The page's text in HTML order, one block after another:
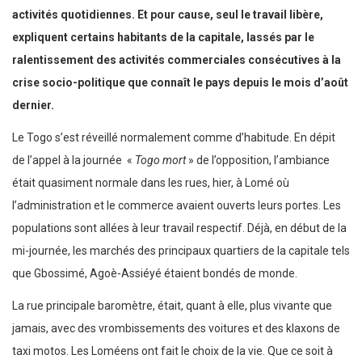
activités quotidiennes. Et pour cause, seul le travail libère,
expliquent certains habitants de la capitale, lassés par le
ralentissement des activités commerciales consécutives à la
crise socio-politique que connaît le pays depuis le mois d’août
dernier.
Le Togo s’est réveillé normalement comme d’habitude. En dépit
de l’appel à la journée « Togo mort» de l’opposition, l’ambiance
était quasiment normale dans les rues, hier, à Lomé où
l’administration et le commerce avaient ouverts leurs portes. Les
populations sont allées à leur travail respectif. Déjà, en début de la
mi-journée, les marchés des principaux quartiers de la capitale tels
que Gbossimé, Agoè-Assiéyé étaient bondés de monde.
La rue principale baromètre, était, quant à elle, plus vivante que
jamais, avec des vrombissements des voitures et des klaxons de
taxi motos. Les Loméens ont fait le choix de la vie. Que ce soit à